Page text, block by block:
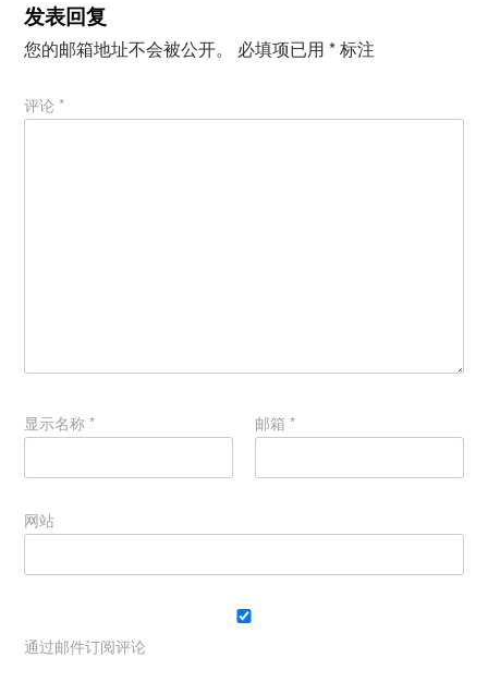
发表回复
您的邮箱地址不会被公开。 必填项已用*标注
评论*
显示名称* 邮箱*
网站
通过邮件订阅评论